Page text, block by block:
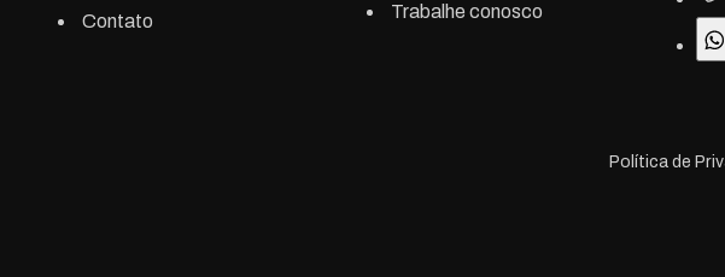
Contato Trabalhe conosco
Política de